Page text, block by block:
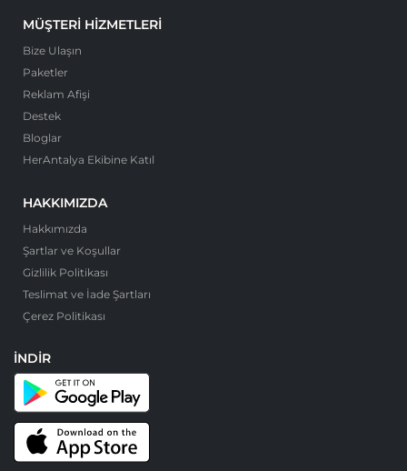
MÜŞTERI HIZMETLERI
Bize Ulaşın
Paketler
Reklam Afişi
Destek
Bloglar
HerAntalya Ekibine Katıl
HAKKIMIZDA
Hakkımızda
Şartlar ve Koşullar
Gizlilik Politikası
Teslimat ve İade Şartları
Çerez Politikası
İNDIR